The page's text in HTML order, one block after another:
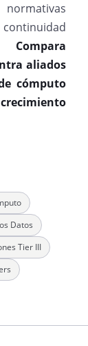
normativas
Compara
aliados
cómputo
Datos
Tier III